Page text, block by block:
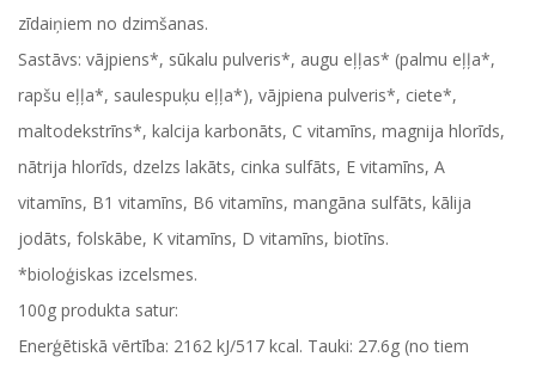
zīdaiņiem no dzimšanas.
Sastāvs: vājpiens*, sūkalu pulveris*, augu eļļas* (palmu eļļa*,
rapšu eļļa*, saulespuķu eļļa*), vājpiena pulveris*, ciete*,
maltodekstrīns*, kalcija karbonāts, C vitamīns, magnija hlorīds,
nātrija hlorīds, dzelzs lakāts, cinka sulfāts, E vitamīns, A
vitamīns, B1 vitamīns, B6 vitamīns, mangāna sulfāts, kālija
jodāts, folskābe, K vitamīns, D vitamīns, biotīns.
*bioloģiskas izcelsmes.
100g produkta satur:
Enerģētiskā vērtība: 2162 kJ/517 kcal. Tauki: 27.6g (no tiem